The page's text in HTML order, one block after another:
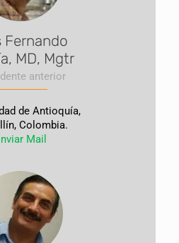
Fernando
MD, Mgtr
anterior
de Antioquía,
Colombia.
Mail